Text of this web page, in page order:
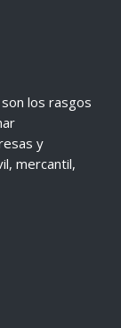
los rasgos
y
mercantil,